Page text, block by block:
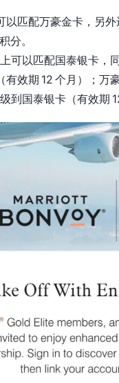
以匹配万豪金卡，另
分。
可以匹配国泰银卡
有效期 12 个月）；万
到国泰银卡（有效期